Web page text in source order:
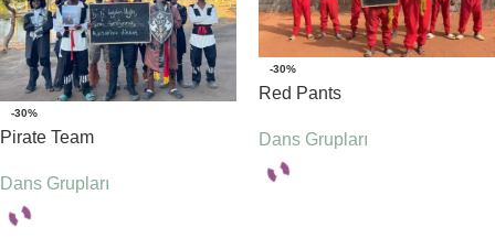
-30%
Pirate Team
Dans Grupları
-30%
Red Pants
Dans Grupları